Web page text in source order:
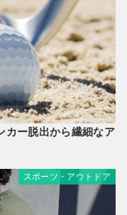
カー脱出から繊細なア
スポーツ・アウトドア